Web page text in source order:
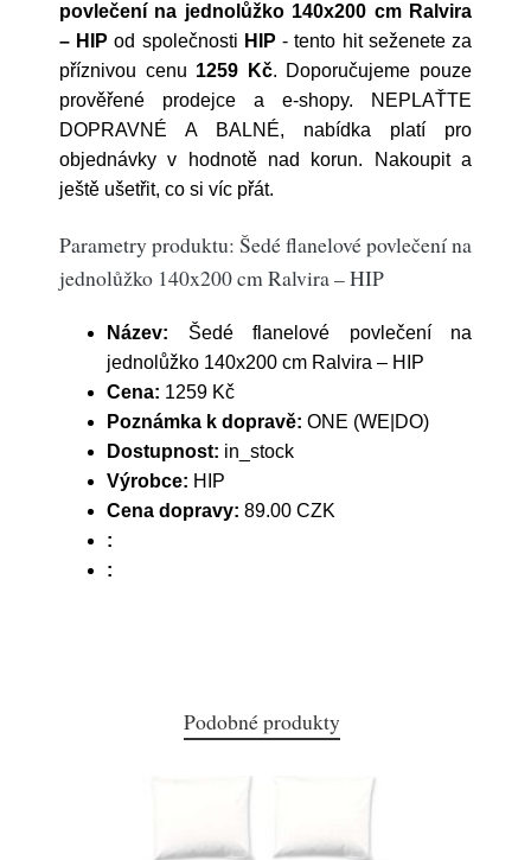
povlečení na jednolůžko 140x200 cm Ralvira
– HIP od společnosti HIP - tento hit seženete za
příznivou cenu 1259 Kč. Doporučujeme pouze
prověřené prodejce a e-shopy. NEPLAŤTE
DOPRAVNÉ A BALNÉ, nabídka platí pro
objednávky v hodnotě nad korun. Nakoupit a
ještě ušetřit, co si víc přát.
Parametry produktu: Šedé flanelové povlečení na
jednolůžko 140x200 cm Ralvira – HIP
Název: Šedé flanelové povlečení na
jednolůžko 140x200 cm Ralvira – HIP
Cena: 1259 Kč
Poznámka k dopravě: ONE (WE|DO)
Dostupnost: in_stock
Výrobce: HIP
Cena dopravy: 89.00 CZK
:
:
Podobné produkty